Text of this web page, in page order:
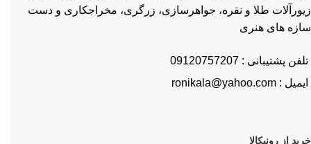
زیورآلات طلا و نقره، جواهرسازی، زرگری، مخراجکاری و دست
سازه های هنری
تلفن پشتیبانی : 09120757207
ایمیل : ronikala@yahoo.com
خرید از رونیکالا